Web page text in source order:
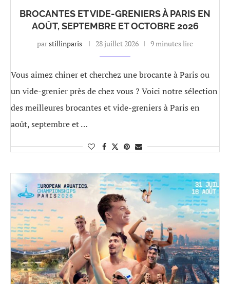
BROCANTES ET VIDE-GRENIERS À PARIS EN
AOÛT, SEPTEMBRE ET OCTOBRE 2026
parstillinparis 28 juillet 2026 9 minutes lire
Vous aimez chiner et cherchez une brocante à Paris ou
un vide-grenier près de chez vous ? Voici notre sélection
des meilleures brocantes et vide-greniers à Paris en
août, septembre et …